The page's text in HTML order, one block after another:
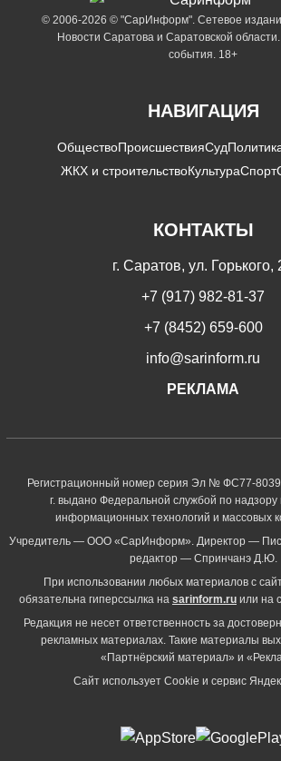
© 2006-2026 © "СарИнформ". Сетевое
Новости Саратова и Саратовской
события. 18+
НАВИГАЦИЯ
ОбществоПроисшествияСуд
ЖКХ и строительствоКультураСпорт
КОНТАКТЫ
г. Саратов, ул. Горького,
+7 (917) 982-81-37
+7 (8452) 659-600
info@sarinform.ru
РЕКЛАМА
Регистрационный номер серия Эл № ФС77-
г. выдано Федеральной службой по надзору
информационных технологий и массовых
Учредитель — ООО «СарИнформ». Директор —
редактор — Спринчанэ Д.Ю.
При использовании любых материалов с
обязательна гиперссылка на sarinform.ru или на
Редакция не несет ответственность за
рекламных материалах. Такие материалы
«Партнёрский материал» и
Сайт использует Cookie и сервиc